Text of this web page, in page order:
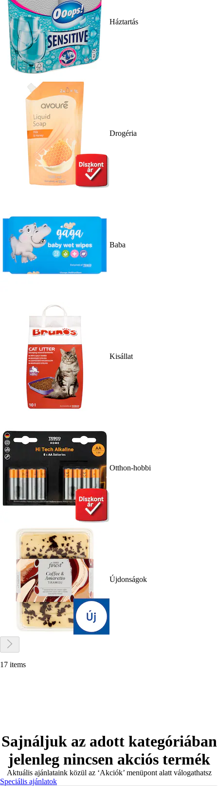
Háztartás
Drogéria
Baba
Kisállat
Otthon-hobbi
Újdonságok
17 items
Sajnáljuk az adott kategóriában
jelenleg nincsen akciós termék
Aktuális ajánlataink közül az ‘Akciók’ menüpont alatt válogathatsz
Speciális ajánlatok